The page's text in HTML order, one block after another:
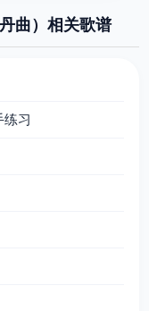
曲）相关歌谱
习